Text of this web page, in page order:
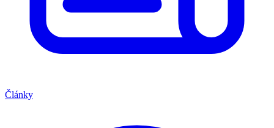
Články